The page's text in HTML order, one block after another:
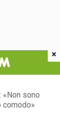
«Non sono
comodo»
×